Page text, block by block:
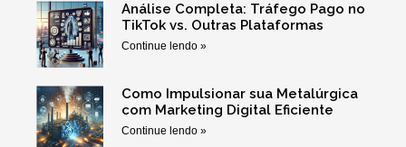
Análise Completa: Tráfego Pago no
TikTok vs. Outras Plataformas
Continue lendo »
Como Impulsionar sua Metalúrgica
com Marketing Digital Eficiente
Continue lendo »